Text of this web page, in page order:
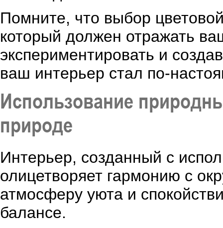
Помните, что выбор
который должен отражать
экспериментировать и
ваш интерьер стал по-
Использование
природе
Интерьер, созданный с
олицетворяет гармонию с
атмосферу уюта и
балансе.